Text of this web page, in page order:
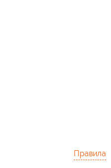
Правила